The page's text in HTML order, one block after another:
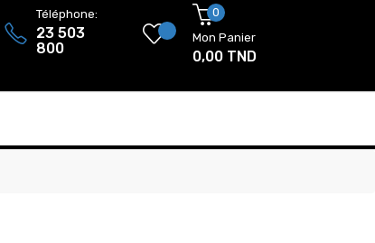
Téléphone:
23 503
800
0
Mon Panier
0,00 TND